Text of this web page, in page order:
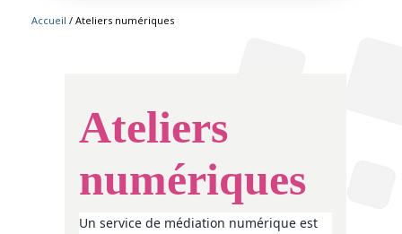
Accueil / Ateliers numériques
Ateliers
numériques
Un service de médiation numérique est